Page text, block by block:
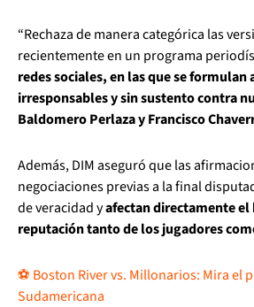
“Rechaza de manera categórica las
recientemente en un programa
redes sociales, en las que se formulan
irresponsables y sin sustento contra
Baldomero Perlaza y Francisco
Además, DIM aseguró que las
negociaciones previas a la final
de veracidad yafectan directamente el
reputación tanto de los jugadores
⚽ Boston River vs. Millonarios: Mira el
Sudamericana